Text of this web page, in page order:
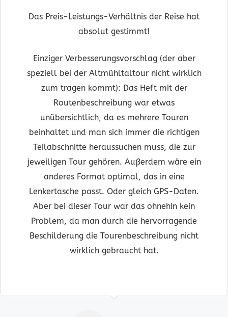
Das Preis-Leistungs-Verhältnis der Reise hat
absolut gestimmt!
Einziger Verbesserungsvorschlag (der aber
speziell bei der Altmühltaltour nicht wirklich
zum tragen kommt): Das Heft mit der
Routenbeschreibung war etwas
unübersichtlich, da es mehrere Touren
beinhaltet und man sich immer die richtigen
Teilabschnitte heraussuchen muss, die zur
jeweiligen Tour gehören. Außerdem wäre ein
anderes Format optimal, das in eine
Lenkertasche passt. Oder gleich GPS-Daten.
Aber bei dieser Tour war das ohnehin kein
Problem, da man durch die hervorragende
Beschilderung die Tourenbeschreibung nicht
wirklich gebraucht hat.